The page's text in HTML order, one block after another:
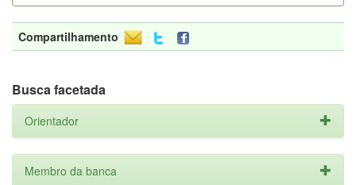
Compartilhamento
Busca facetada
Orientador
Membro da banca